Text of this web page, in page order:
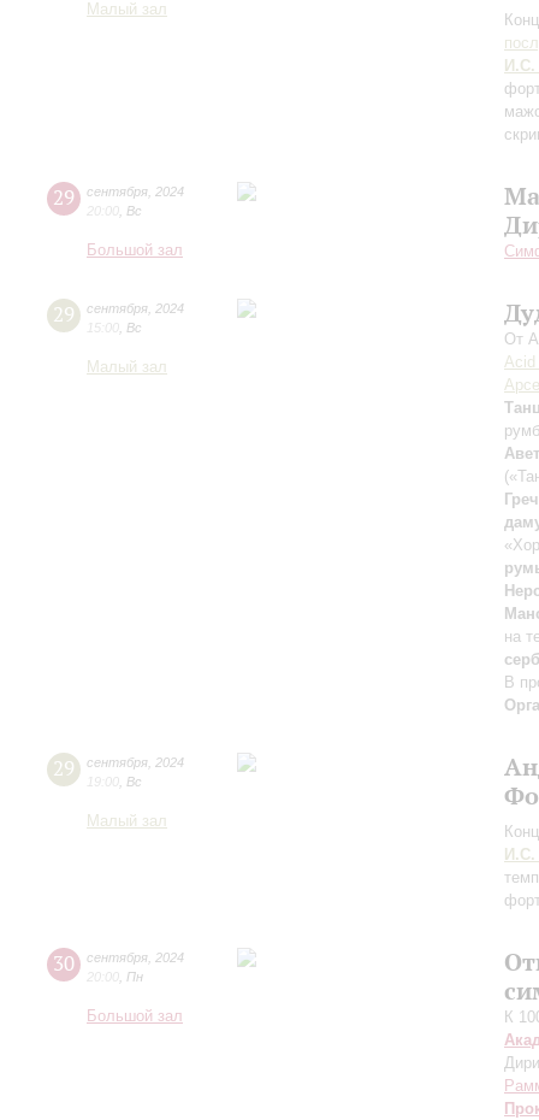
Малый зал
И.С.
29 сентября 2024
20:00 Вс
Большой зал
29 сентября 2024
15:00 Вс
Малый зал
От
Acid
на
В
29 сентября 2024
19:00 Вс
Малый зал
И.С.
30 сентября 2024
20:00 Пн
Большой зал
К